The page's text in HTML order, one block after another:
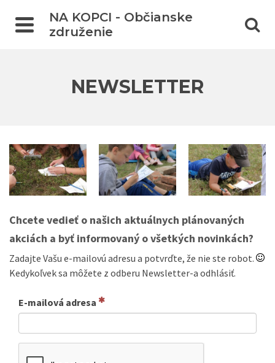
NA KOPCI - Občianske
združenie
NEWSLETTER
Chcete vedieť o našich aktuálnych plánovaných
akciách a byť informovaný o všetkých novinkách?
Zadajte Vašu e-mailovú adresu a potvrďte, že nie ste robot.
Kedykoľvek sa môžete z odberu Newsletter-a odhlásiť.
E-mailová adresa